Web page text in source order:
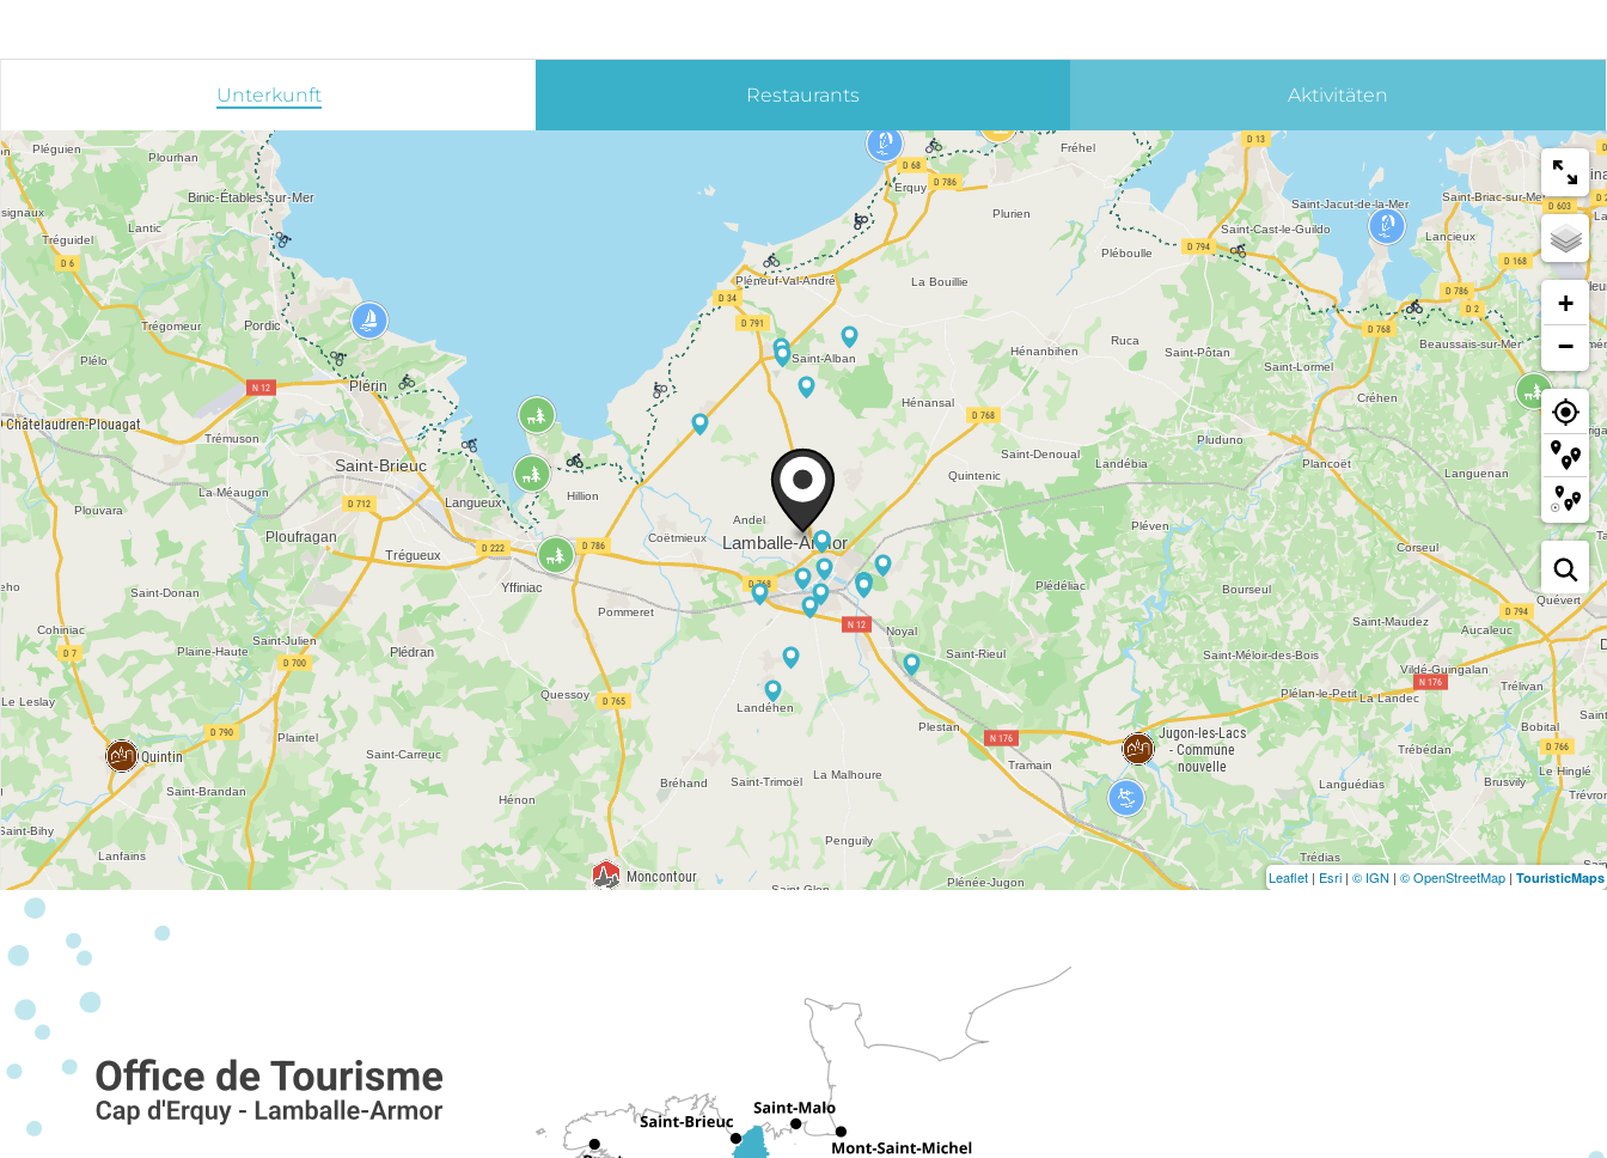
Unterkunft Restaurants Aktivitäten
+
−
Leaflet | Esri | © IGN | © OpenStreetMap | TouristicMaps